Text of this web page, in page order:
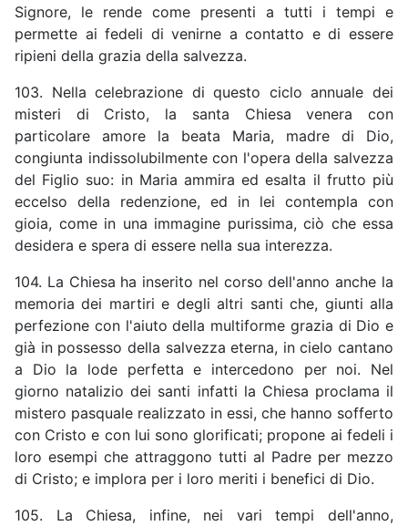
Signore, le rende come presenti a tutti i tempi e
permette ai fedeli di venirne a contatto e di essere
ripieni della grazia della salvezza.
103. Nella celebrazione di questo ciclo annuale dei
misteri di Cristo, la santa Chiesa venera con
particolare amore la beata Maria, madre di Dio,
congiunta indissolubilmente con l'opera della salvezza
del Figlio suo: in Maria ammira ed esalta il frutto più
eccelso della redenzione, ed in lei contempla con
gioia, come in una immagine purissima, ciò che essa
desidera e spera di essere nella sua interezza.
104. La Chiesa ha inserito nel corso dell'anno anche la
memoria dei martiri e degli altri santi che, giunti alla
perfezione con l'aiuto della multiforme grazia di Dio e
già in possesso della salvezza eterna, in cielo cantano
a Dio la lode perfetta e intercedono per noi. Nel
giorno natalizio dei santi infatti la Chiesa proclama il
mistero pasquale realizzato in essi, che hanno sofferto
con Cristo e con lui sono glorificati; propone ai fedeli i
loro esempi che attraggono tutti al Padre per mezzo
di Cristo; e implora per i loro meriti i benefici di Dio.
105. La Chiesa, infine, nei vari tempi dell'anno,